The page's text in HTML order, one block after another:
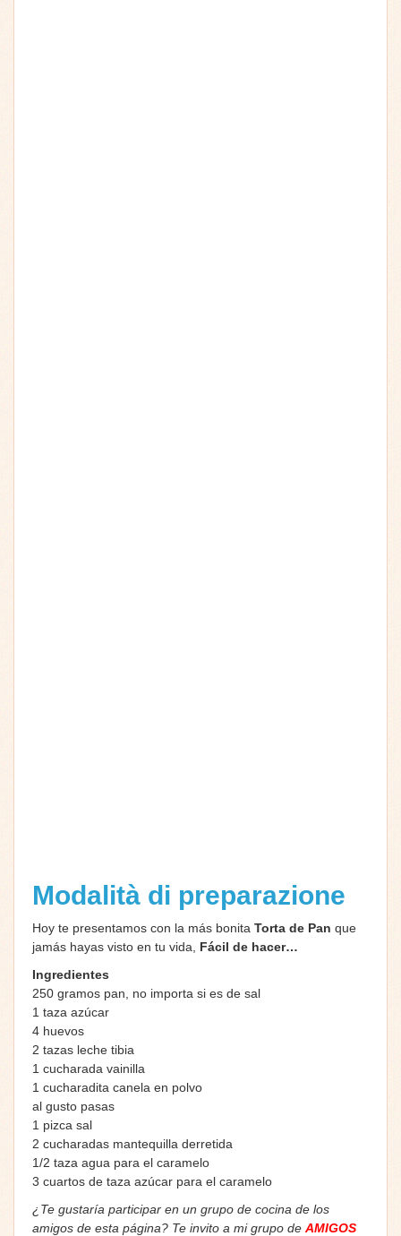
Modalità di preparazione
Hoy te presentamos con la más bonita Torta de Pan que
jamás hayas visto en tu vida, Fácil de hacer…
Ingredientes
250 gramos pan, no importa si es de sal
1 taza azúcar
4 huevos
2 tazas leche tibia
1 cucharada vainilla
1 cucharadita canela en polvo
al gusto pasas
1 pizca sal
2 cucharadas mantequilla derretida
1/2 taza agua para el caramelo
3 cuartos de taza azúcar para el caramelo
¿Te gustaría participar en un grupo de cocina de los
amigos de esta página? Te invito a mi grupo de AMIGOS